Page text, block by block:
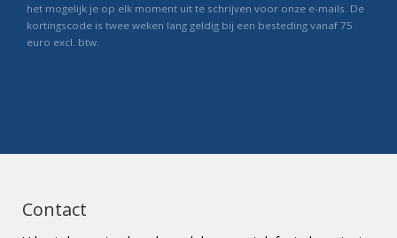
het mogelijk je op elk moment uit te schrijven voor onze e-mails. De
kortingscode is twee weken lang geldig bij een besteding vanaf 75
euro excl. btw.
Contact